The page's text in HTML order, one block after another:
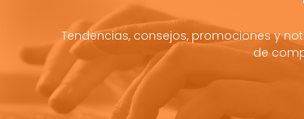
Tendencias, consejos, promociones y
de